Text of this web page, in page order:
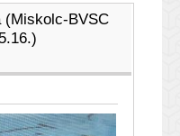
(Miskolc-BVSC